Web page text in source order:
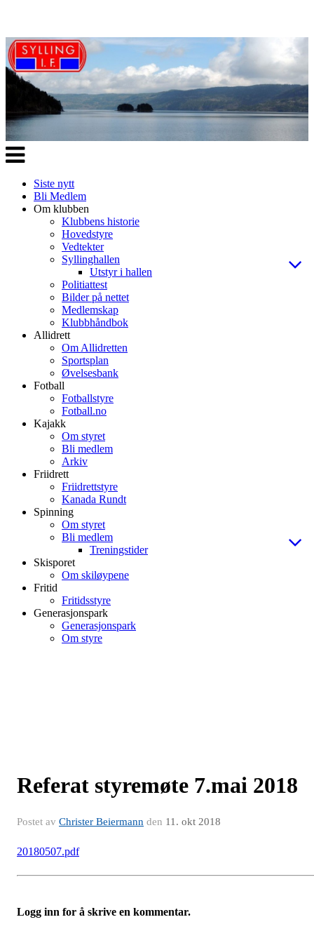
Veksle
navigasjon
Siste nytt
Bli Medlem
Om klubben
Klubbens historie
Hovedstyre
Vedtekter
Syllinghallen
Utstyr i hallen
Politiattest
Bilder på nettet
Medlemskap
Klubbhåndbok
Allidrett
Om Allidretten
Sportsplan
Øvelsesbank
Fotball
Fotballstyre
Fotball.no
Kajakk
Om styret
Bli medlem
Arkiv
Friidrett
Friidrettstyre
Kanada Rundt
Spinning
Om styret
Bli medlem
Treningstider
Skisporet
Om skiløypene
Fritid
Fritidsstyre
Generasjonspark
Generasjonspark
Om styre
Referat styremøte 7.mai 2018
Postet av Christer Beiermann den 11. okt 2018
20180507.pdf
Logg inn for å skrive en kommentar.